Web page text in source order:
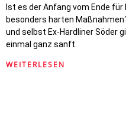
Ist es der Anfang vom Ende
besonders harten
und selbst Ex-Hardliner Söder
einmal ganz sanft.
WEITERLESEN